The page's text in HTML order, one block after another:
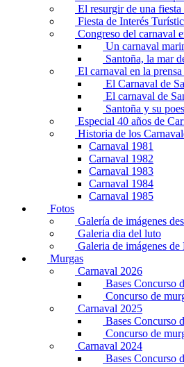
El resurgir de una
Fiesta de Interés
Congreso del carnaval
Un carnaval
Santoña, la mar
El carnaval en la
El Carnaval de
El carnaval de
Santoña y su
Especial 40 años de
Historia de los
Carnaval 1981
Carnaval 1982
Carnaval 1983
Carnaval 1984
Carnaval 1985
Fotos
Galería de imágenes
Galeria dia del luto
Galeria de imágenes de
Murgas
Carnaval 2026
Bases Concurso
Concurso de
Carnaval 2025
Bases Concurso
Concurso de
Carnaval 2024
Bases Concurso